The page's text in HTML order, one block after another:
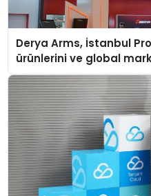
Derya Arms, İstanbul
ürünlerini ve global